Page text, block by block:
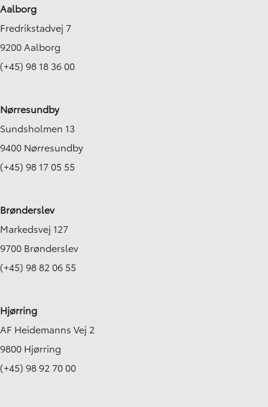
Aalborg
Fredrikstadvej 7
9200 Aalborg
(+45) 98 18 36 00
Nørresundby
Sundsholmen 13
9400 Nørresundby
(+45) 98 17 05 55
Brønderslev
Markedsvej 127
9700 Brønderslev
(+45) 98 82 06 55
Hjørring
AF Heidemanns Vej 2
9800 Hjørring
(+45) 98 92 70 00